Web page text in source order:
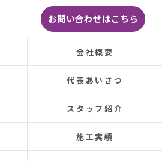
ただいたのでその後雨漏りも
はかなりのドシャ降りでし
切ありませんでした。
願いしてよかったです、ま
の良い方ばかりで安心して
くださった皆さまのおかげ
ることができました。
感謝いたします。
がとうございました。
願いします！ (Translated by
お問い合わせはこちら
会社概要
代表あいさつ
スタッフ紹介
施工実績